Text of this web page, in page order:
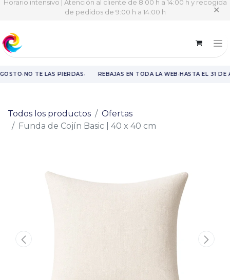
Horario intensivo | Atención al cliente de 8:00 h a 14:00 h y recogida
de pedidos de 9:00 h a 14:00 h
✕
·NO TE LAS PIERDAS· REBAJAS EN TODA LA WEB·HASTA EL 31 DE
Todos los productos
Ofertas
Funda de Cojín Basic | 40 x 40 cm